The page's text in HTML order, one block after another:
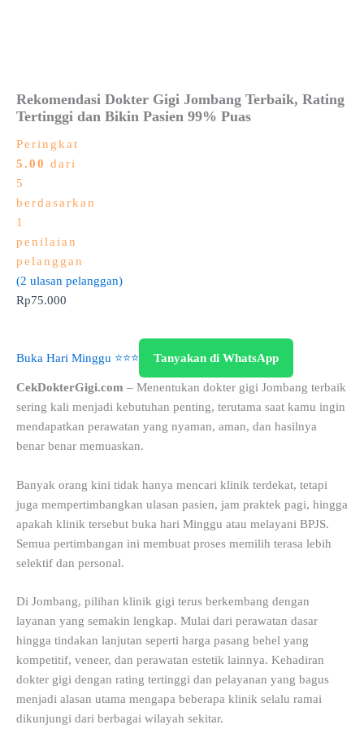
Rekomendasi Dokter Gigi Jombang Terbaik, Rating
Tertinggi dan Bikin Pasien 99% Puas
Peringkat
5.00 dari
5
berdasarkan
1
penilaian
pelanggan
(2 ulasan pelanggan)
Rp75.000
Buka Hari Minggu ⭐⭐⭐ Tanyakan di WhatsApp
CekDokterGigi.com – Menentukan dokter gigi Jombang terbaik
sering kali menjadi kebutuhan penting, terutama saat kamu ingin
mendapatkan perawatan yang nyaman, aman, dan hasilnya
benar benar memuaskan.
Banyak orang kini tidak hanya mencari klinik terdekat, tetapi
juga mempertimbangkan ulasan pasien, jam praktek pagi, hingga
apakah klinik tersebut buka hari Minggu atau melayani BPJS.
Semua pertimbangan ini membuat proses memilih terasa lebih
selektif dan personal.
Di Jombang, pilihan klinik gigi terus berkembang dengan
layanan yang semakin lengkap. Mulai dari perawatan dasar
hingga tindakan lanjutan seperti harga pasang behel yang
kompetitif, veneer, dan perawatan estetik lainnya. Kehadiran
dokter gigi dengan rating tertinggi dan pelayanan yang bagus
menjadi alasan utama mengapa beberapa klinik selalu ramai
dikunjungi dari berbagai wilayah sekitar.